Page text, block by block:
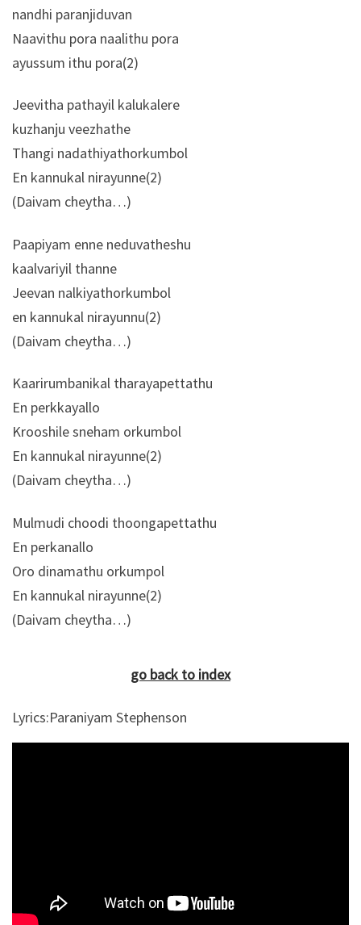
nandhi paranjiduvan
Naavithu pora naalithu pora
ayussum ithu pora(2)
Jeevitha pathayil kalukalere
kuzhanju veezhathe
Thangi nadathiyathorkumbol
En kannukal nirayunne(2)
(Daivam cheytha…)
Paapiyam enne neduvatheshu
kaalvariyil thanne
Jeevan nalkiyathorkumbol
en kannukal nirayunnu(2)
(Daivam cheytha…)
Kaarirumbanikal tharayapettathu
En perkkayallo
Krooshile sneham orkumbol
En kannukal nirayunne(2)
(Daivam cheytha…)
Mulmudi choodi thoongapettathu
En perkanallo
Oro dinamathu orkumpol
En kannukal nirayunne(2)
(Daivam cheytha…)
go back to index
Lyrics:Paraniyam Stephenson